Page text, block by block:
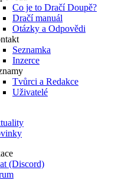
Co je to Dračí Doupě?
Dračí manuál
Otázky a Odpovědi
Seznamka
Inzerce
Tvůrci a Redakce
Uživatelé
(Discord)